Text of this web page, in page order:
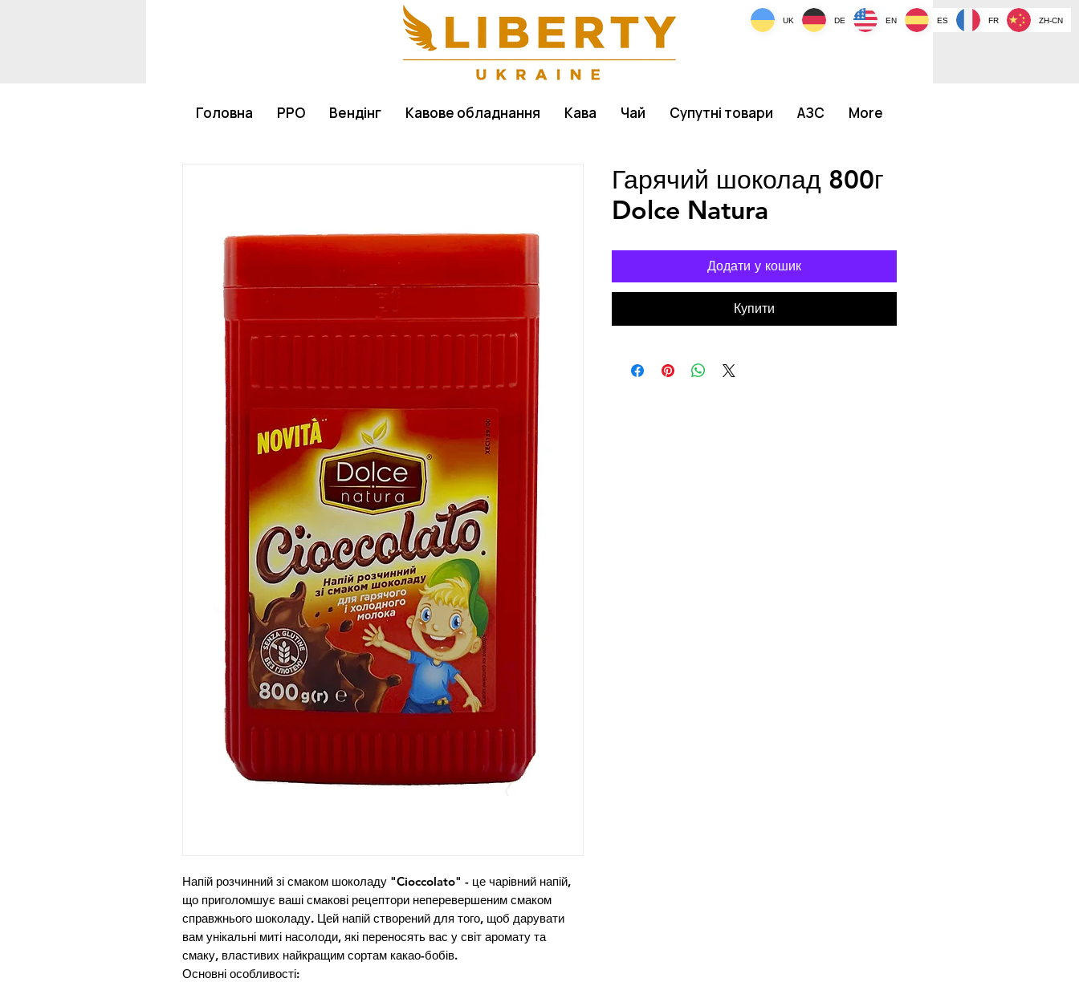
Головна РРО Вендінг Кавове обладнання Кава Чай Супутні товари АЗС More
Напій розчинний зі смаком шоколаду "Cioccolato" - це чарівний напій,
що приголомшує ваші смакові рецептори неперевершеним смаком
справжнього шоколаду. Цей напій створений для того, щоб дарувати
вам унікальні миті насолоди, які переносять вас у світ аромату та
смаку, властивих найкращим сортам какао-бобів.
Основні особливості:
Гарячий шоколад 800г
Dolce Natura
Додати у кошик
Купити
UK DE EN ES FR ZH-CN